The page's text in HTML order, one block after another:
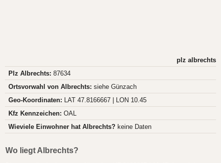
plz albrechts
Plz Albrechts: 87634
Ortsvorwahl von Albrechts: siehe Günzach
Geo-Koordinaten: LAT 47.8166667 | LON 10.45
Kfz Kennzeichen: OAL
Wieviele Einwohner hat Albrechts? keine Daten
Wo liegt Albrechts?